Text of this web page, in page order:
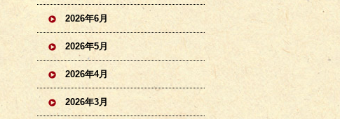
2026年6月
2026年5月
2026年4月
2026年3月